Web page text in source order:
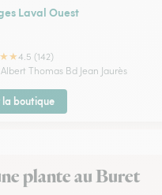
Laval Ouest
★★4.5 (142)
Thomas Bd Jean Jaurès
la boutique
plante au Buret